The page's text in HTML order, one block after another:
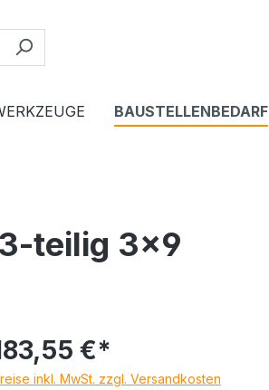
BAUSTELLENBEDARF
teilig 3x9
€*
inkl. MwSt. zzgl. Versandkosten